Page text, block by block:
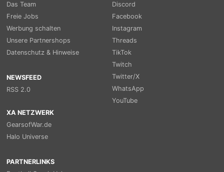
Das Team
Freie Jobs
Werbung schalten
Unsere Partnershops
Datenschutz & Hinweise
NEWSFEED
RSS 2.0
Discord
Facebook
Instagram
Threads
TikTok
Twitch
Twitter/X
WhatsApp
YouTube
XA NETZWERK
GearsofWar.de
Halo Universe
PARTNERLINKS